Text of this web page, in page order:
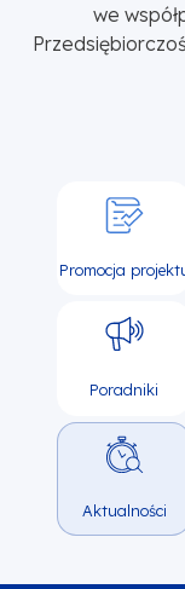
we
Promocja
Poradniki
Aktualności